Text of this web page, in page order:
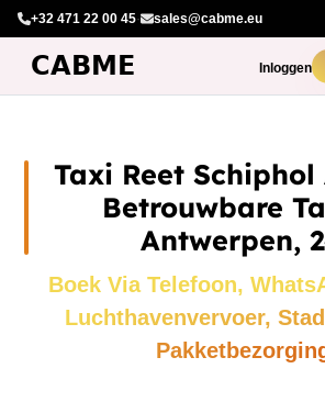
+32 471 22 00 45· sales@cabme.eu
Inloggen
Taxi Reet
Betrouwbare
Antwerpen,
Boek Via Telefoon,
Luchthavenvervoer,